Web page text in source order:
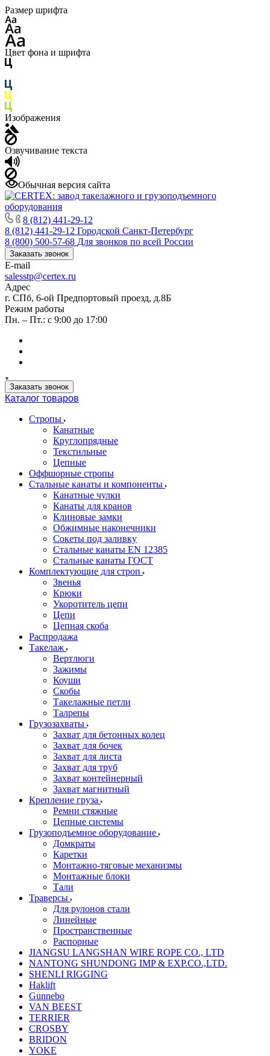
Размер шрифта
Цвет фона и шрифта
Изображения
Озвучивание текста
Обычная версия сайта
8 (812) 441-29-12
8 (812) 441-29-12 Городской Санкт-Петербург
8 (800) 500-57-68 Для звонков по всей России
Заказать звонок
E-mail
salesstp@certex.ru
Адрес
г. СПб, 6-ой Предпортовый проезд, д.8Б
Режим работы
Пн. – Пт.: с 9:00 до 17:00
Заказать звонок
Каталог товаров
Стропы
Канатные
Круглопрядные
Текстильные
Цепные
Оффшорные стропы
Стальные канаты и компоненты
Канатные чулки
Канаты для кранов
Клиновые замки
Обжимные наконечники
Сокеты под заливку
Стальные канаты EN 12385
Стальные канаты ГОСТ
Комплектующие для строп
Звенья
Крюки
Укоротитель цепи
Цепи
Цепная скоба
Распродажа
Такелаж
Вертлюги
Зажимы
Коуши
Скобы
Такелажные петли
Талрепы
Грузозахваты
Захват для бетонных колец
Захват для бочек
Захват для листа
Захват для труб
Захват контейнерный
Захват магнитный
Крепление груза
Ремни стяжные
Цепные системы
Грузоподъемное оборудование
Домкраты
Каретки
Монтажно-тяговые механизмы
Монтажные блоки
Тали
Траверсы
Для рулонов стали
Линейные
Пространственные
Распорные
JIANGSU LANGSHAN WIRE ROPE CO., LTD
NANTONG SHUNDONG IMP & EXP.CO.,LTD.
SHENLI RIGGING
Haklift
Gunnebo
VAN BEEST
TERRIER
CROSBY
BRIDON
YOKE